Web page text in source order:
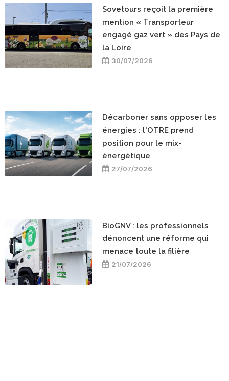
Sovetours reçoit la première
mention « Transporteur
engagé gaz vert » des Pays de
la Loire
30/07/2026
Décarboner sans opposer les
énergies : l'OTRE prend
position pour le mix-
énergétique
27/07/2026
BioGNV : les professionnels
dénoncent une réforme qui
menace toute la filière
21/07/2026